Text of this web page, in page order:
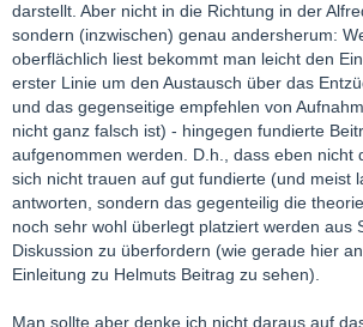
darstellt. Aber nicht in die Richtung in der
sondern (inzwischen) genau andersherum:
oberflächlich liest bekommt man leicht den
erster Linie um den Austausch über das
und das gegenseitige empfehlen von
nicht ganz falsch ist) - hingegen fundierte
aufgenommen werden. D.h., dass eben nicht
sich nicht trauen auf gut fundierte (und meist
antworten, sondern das gegenteilig die
noch sehr wohl überlegt platziert werden aus
Diskussion zu überfordern (wie gerade hier
Einleitung zu Helmuts Beitrag zu sehen).
Man sollte aber denke ich nicht daraus auf